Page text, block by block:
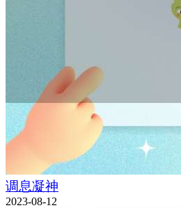
调息凝神
2023-08-12